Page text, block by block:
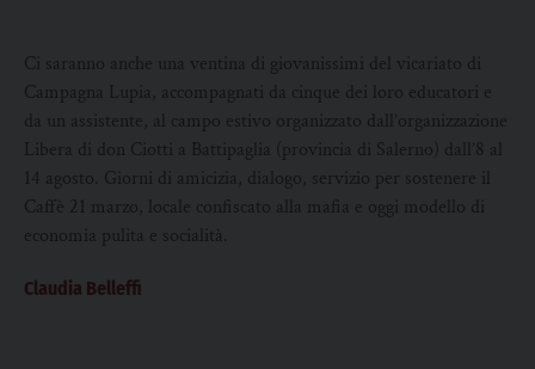
Ci saranno anche una ventina di giovanissimi del vicariato di
Campagna Lupia, accompagnati da cinque dei loro educatori e
da un assistente, al campo estivo organizzato dall’organizzazione
Libera di don Ciotti a Battipaglia (provincia di Salerno) dall’8 al
14 agosto. Giorni di amicizia, dialogo, servizio per sostenere il
Caffè 21 marzo, locale confiscato alla mafia e oggi modello di
economia pulita e socialità.
Claudia Belleffi